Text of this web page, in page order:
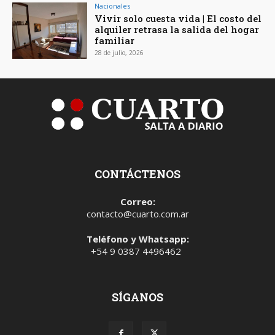
Nacionales
Vivir solo cuesta vida | El costo del
alquiler retrasa la salida del hogar
familiar
28 de julio, 2026
CONTÁCTENOS
Correo:
contacto@cuarto.com.ar
Teléfono y Whatsapp:
+54 9 0387 4496462
SÍGANOS